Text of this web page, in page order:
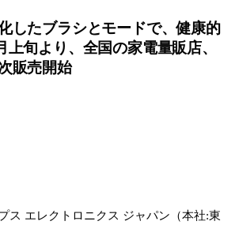
したブラシとモードで、健康的
上旬より、全国の家電量販店、
販売開始
ス エレクトロニクス ジャパン（本社:東